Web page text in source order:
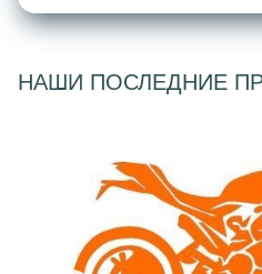
НАШИ ПОСЛЕДНИЕ